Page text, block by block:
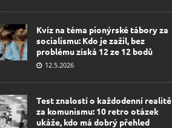
Kvíz na téma pionýrské tábory za
socialismu: Kdo je zažil, bez
problému získá 12 ze 12 bodů
12.5.2026
Test znalostí o každodenní realitě
za komunismu: 10 retro otázek
ukáže, kdo má dobrý přehled